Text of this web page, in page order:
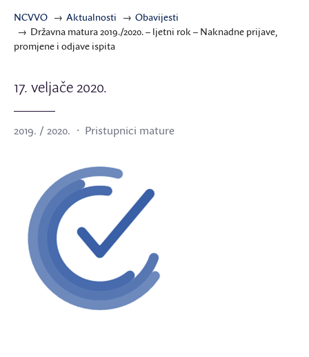
NCVVO Aktualnosti
Obavijesti
Državna matura 2019./2020. – ljetni rok – Naknadne prijave,
promjene i odjave ispita
17. veljače 2020.
2019. / 2020. Pristupnici mature